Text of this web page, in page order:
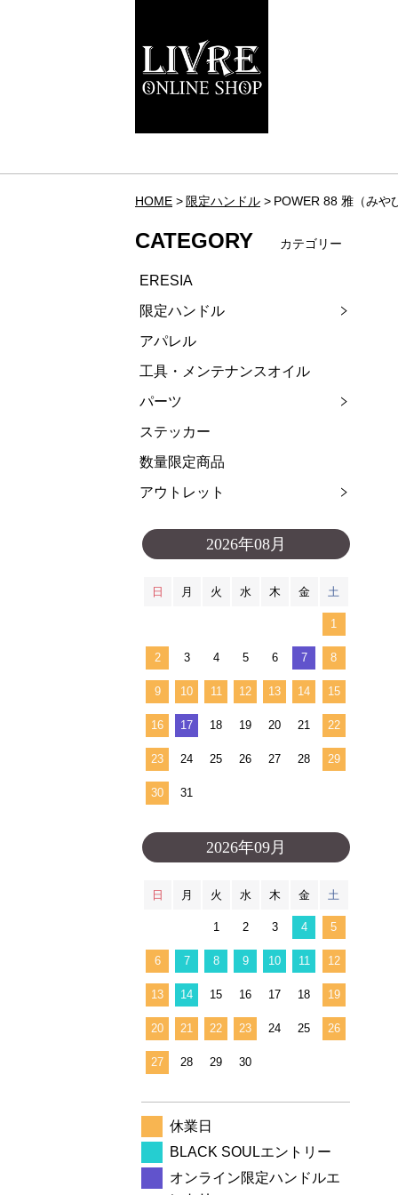
HOME 限定ハンドル POWER 88 雅（みや
CATEGORY カテゴリー
ERESIA
限定ハンドル
アパレル
工具・メンテナンスオイル
パーツ
ステッカー
数量限定商品
アウトレット
2026年08月
日 月 火 水 木 金 土
1
2 3 4 5 6 7 8
9 10 11 12 13 14 15
16 17 18 19 20 21 22
23 24 25 26 27 28 29
30 31
2026年09月
日 月 火 水 木 金 土
1 2 3 4 5
6 7 8 9 10 11 12
13 14 15 16 17 18 19
20 21 22 23 24 25 26
27 28 29 30
休業日
BLACK SOULエントリー
オンライン限定ハンドルエ